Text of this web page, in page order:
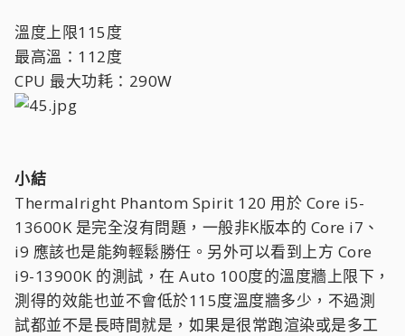
溫度上限115度
最高溫：112度
CPU 最大功耗：290W
小結
Thermalright Phantom Spirit 120 用於 Core i5-
13600K 是完全沒有問題，一般非K版本的 Core i7、
i9 應該也是能夠輕鬆勝任。另外可以看到上方 Core
i9-13900K 的測試，在 Auto 100度的溫度牆上限下，
測得的效能也並不會低於115度溫度牆多少，不過測
試都並不是長時間就是，如果是很常跑渲染或是多工